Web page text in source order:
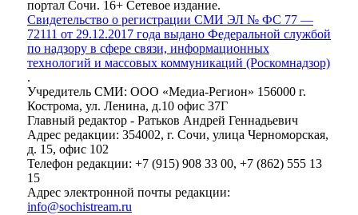
портал Сочи. 16+ Сетевое издание.
Свидетельство о регистрации СМИ ЭЛ № ФС 77 —
72111 от 29.12.2017 года выдано Федеральной службой
по надзору в сфере связи, информационных
технологий и массовых коммуникаций (Роскомнадзор)
.
Учредитель СМИ: ООО «Медиа-Регион» 156000 г.
Кострома, ул. Ленина, д.10 офис 37Г
Главный редактор - Ратьков Андрей Геннадьевич
Адрес редакции: 354002, г. Сочи, улица Черноморская,
д. 15, офис 102
Телефон редакции: +7 (915) 908 33 00, +7 (862) 555 13
15
Адрес электронной почты редакции:
info@sochistream.ru